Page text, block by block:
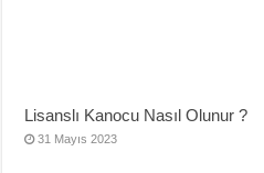
Lisanslı Kanocu Nasıl Olunur ?
31 Mayıs 2023